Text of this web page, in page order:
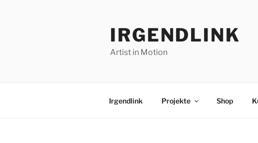
IRGENDLINK
Artist in Motion
Irgendlink Projekte Shop